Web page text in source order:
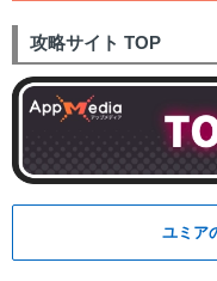
攻略サイト TOP
ユミア